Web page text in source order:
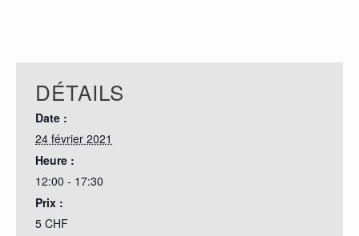
DÉTAILS
Date :
24 février 2021
Heure :
12:00 - 17:30
Prix :
5 CHF